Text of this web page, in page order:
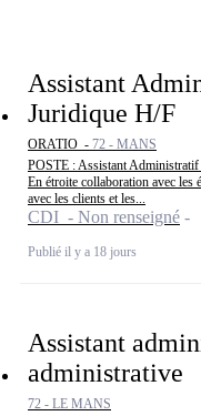
Assistant
Juridique H/F
ORATIO - 72 - MANS
POSTE : Assistant
En étroite collaboration avec les
avec les clients et les...
CDI - Non renseigné
Publié il y a 18 jours
Assistant
administrative
72 - LE MANS